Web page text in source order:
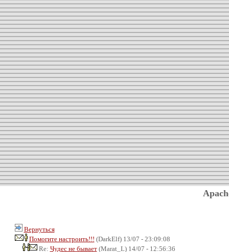
Вернуться
Помогите настроить!!! (DarkElf) 13/07 - 23:09:08
Re: Чудес не бывает(Marat_L) 14/07 - 12:56:36